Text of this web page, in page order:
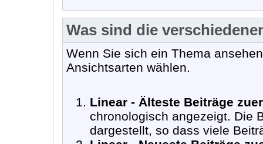
Was sind die
Wenn Sie sich ein Thema
Ansichtsarten wählen.
Linear - Älteste Beiträge
chronologisch angezeigt. Die
dargestellt, so dass viele